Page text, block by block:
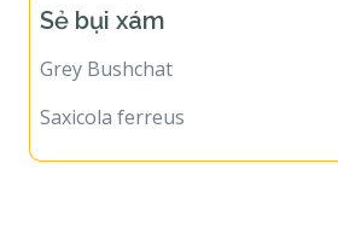
Sẻ bụi xám
Grey Bushchat
Saxicola ferreus